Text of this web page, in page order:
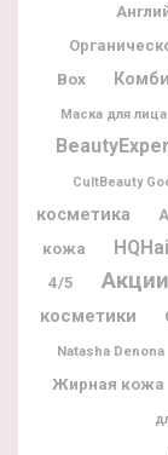
Box
Маска для лица
CultBeauty
косметика
кожа
4/5
косметики
Natasha Denona
Жирная кожа